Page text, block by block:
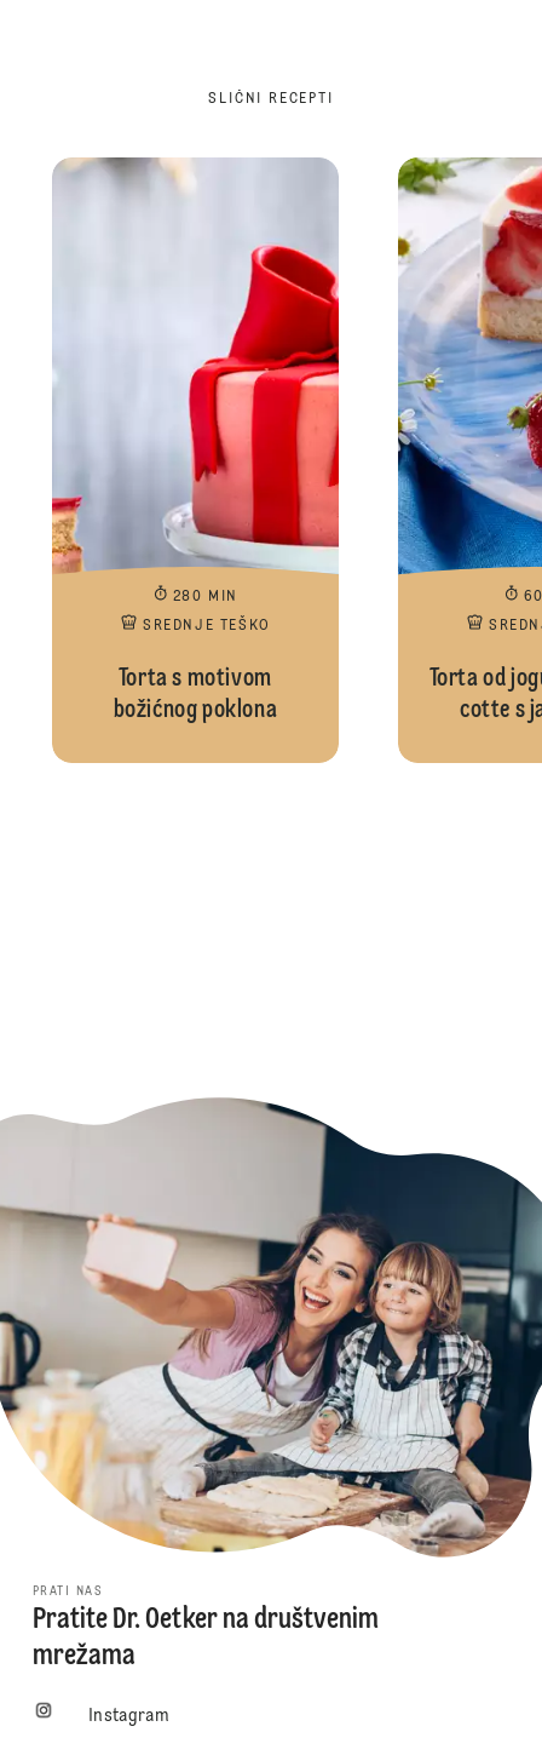
SLIČNI RECEPTI
280 MIN
SREDNJE TEŠKO
Torta s motivom
božićnog poklona
Torta od
cotte s
PRATI NAS
Pratite Dr. Oetker na društvenim
mrežama
Instagram